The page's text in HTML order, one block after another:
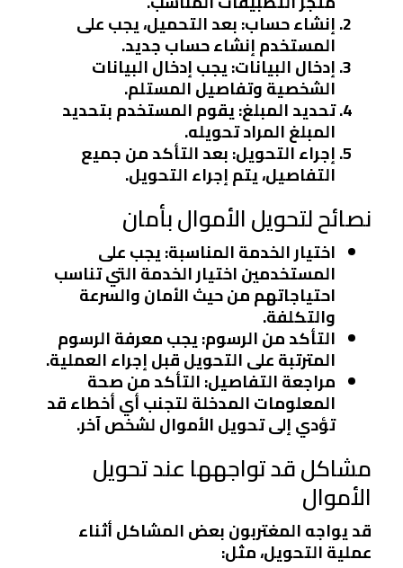
إنشاء حساب: بعد التحميل، يجب على
المستخدم إنشاء حساب جديد.
إدخال البيانات: يجب إدخال البيانات
الشخصية وتفاصيل المستلم.
تحديد المبلغ: يقوم المستخدم بتحديد
المبلغ المراد تحويله.
إجراء التحويل: بعد التأكد من جميع
التفاصيل، يتم إجراء التحويل.
نصائح لتحويل الأموال بأمان
اختيار الخدمة المناسبة: يجب على
المستخدمين اختيار الخدمة التي تناسب
احتياجاتهم من حيث الأمان والسرعة
والتكلفة.
التأكد من الرسوم: يجب معرفة الرسوم
المترتبة على التحويل قبل إجراء العملية.
مراجعة التفاصيل: التأكد من صحة
المعلومات المدخلة لتجنب أي أخطاء قد
تؤدي إلى تحويل الأموال لشخص آخر.
مشاكل قد تواجهها عند تحويل
الأموال
قد يواجه المغتربون بعض المشاكل أثناء
عملية التحويل، مثل: